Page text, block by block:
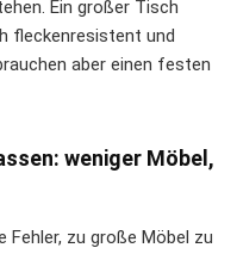
Ein großer Tisch
fleckenresistent und
aber einen festen
weniger Möbel,
zu große Möbel zu